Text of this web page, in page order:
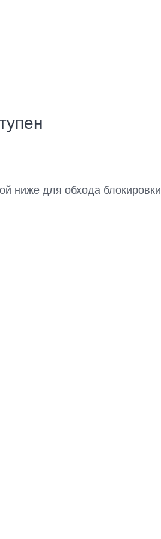
ниже для обхода блокировки